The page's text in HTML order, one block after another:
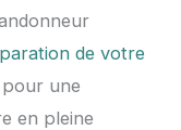
de votre
une
en pleine